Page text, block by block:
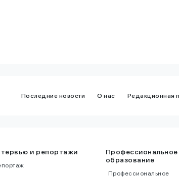
Последние новости О нас Редакционная
и репортажи
Профессиональное
образование
Профессиональное